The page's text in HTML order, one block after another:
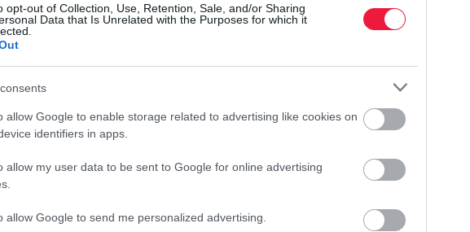
opt-out of Collection, Use, Retention, Sale, and/or Sharing
Data that Is Unrelated with the Purposes for which it
allow Google to enable storage related to advertising like cookies on
identifiers in apps.
allow my user data to be sent to Google for online advertising
allow Google to send me personalized advertising.
napsugarakat, majd éjszaka fokozatosan leadják a hőt,
lassabban hűl le és melegszik fel, ezáltal kiegyenlíti a
a napfényt, és melegebb mikroklímát alakítanak ki a